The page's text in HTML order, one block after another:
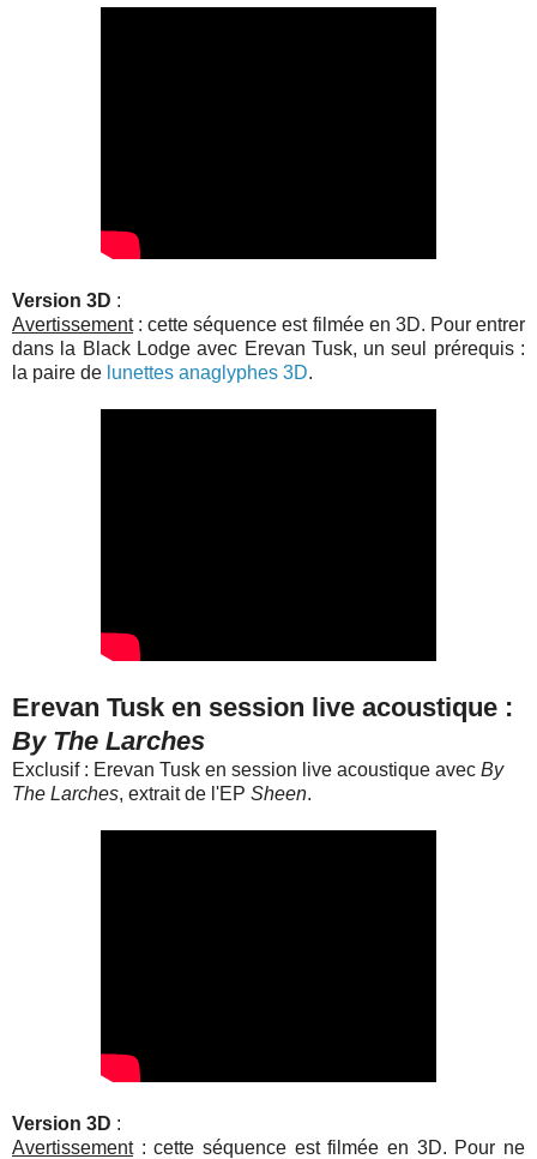
Version 3D :
Avertissement: cette séquence est filmée en 3D. Pour entrer
dans la Black Lodge avec Erevan Tusk, un seul prérequis :
la paire de lunettes anaglyphes 3D.
Erevan Tusk en session live acoustique :
By The Larches
Exclusif : Erevan Tusk en session live acoustique avec By
The Larches, extrait de l'EP Sheen.
Version 3D :
Avertissement: cette séquence est filmée en 3D. Pour ne